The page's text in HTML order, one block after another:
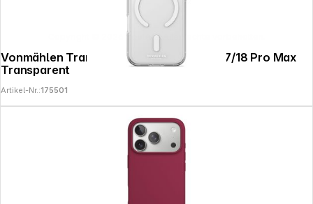
Vonmählen Transparent Case 2 iPhone 17/18 Pro Max
Transparent
Artikel-Nr.:175501
SoulAr - Alle Rechte vorbehalten.